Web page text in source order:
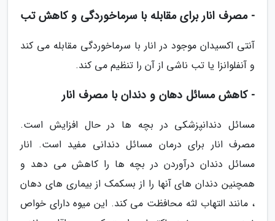
- مصرف انار برای مقابله با سرماخوردگی و کاهش تب
آنتی اکسیدان موجود در انار با سرماخوردگی مقابله می کند
و آنفلوانزا یا تب ناشی از آن را تنظیم می کند.
- کاهش مسائل دهان و دندان با مصرف انار
مسائل دندانپزشکی در بچه ها در حال افزایش است.
مصرف انار برای درمان مسائل دندانی مفید است. انار
مسائل دندان درآوردن در بچه ها را کاهش می دهد و
همچنین دندان های آنها را از بسکمک از بیماری های دهان
، مانند التهاب لثه محافظت می کند. این میوه دارای خواص